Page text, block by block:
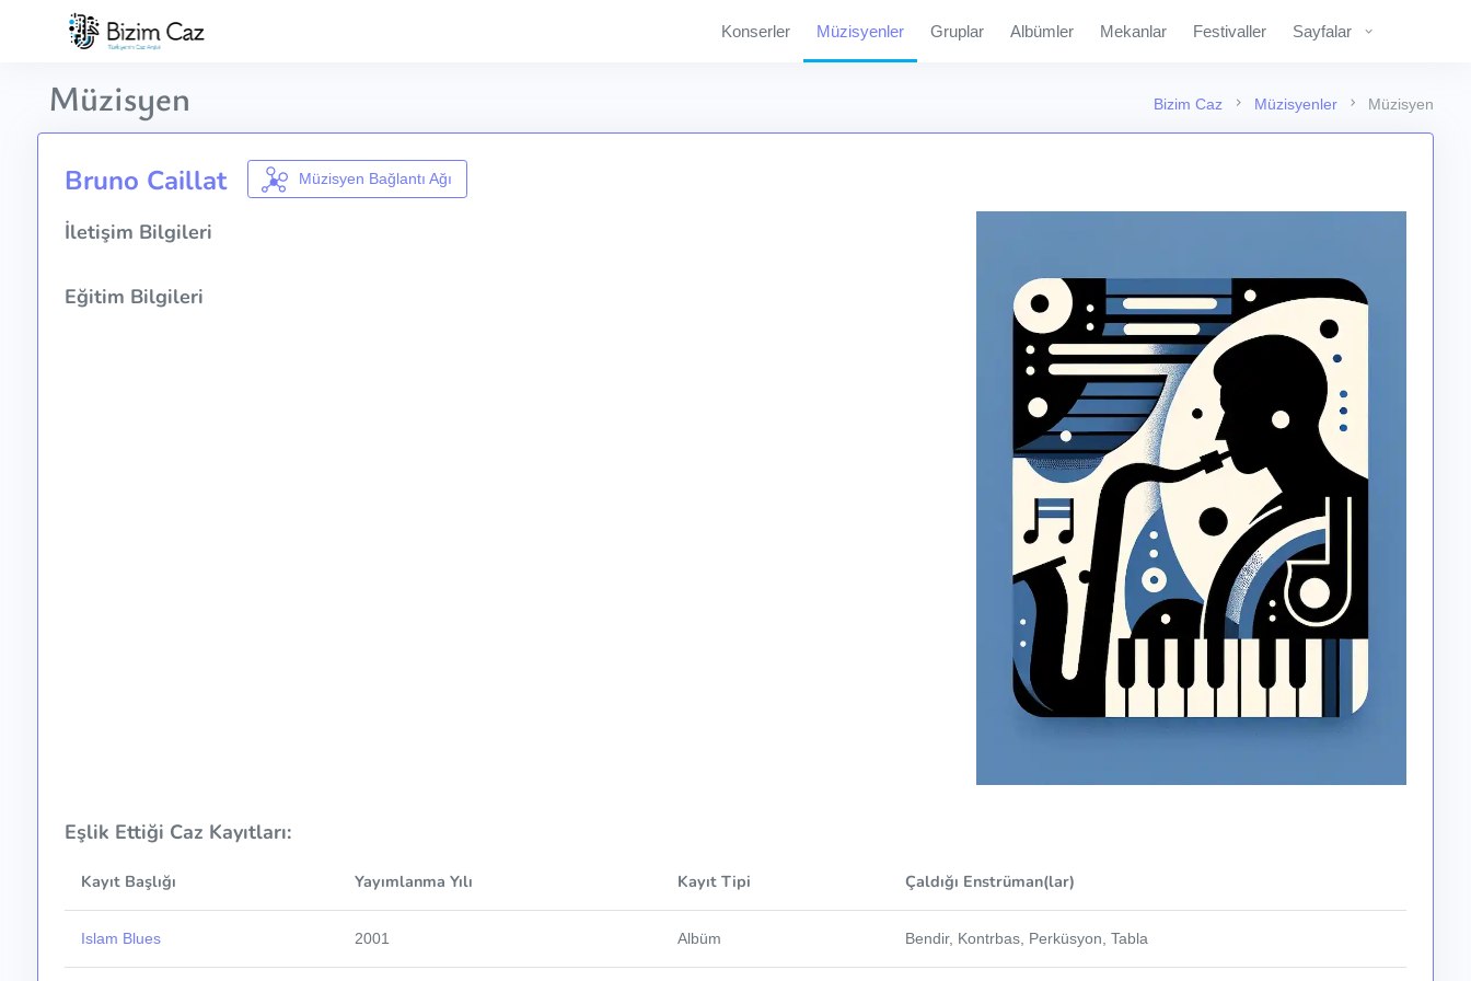
Konserler Müzisyenler Gruplar Albümler Mekanlar Festivaller Sayfalar
Bizim Caz Müzisyenler Müzisyen
Müzisyen
Bruno Caillat Müzisyen Bağlantı Ağı
İletişim Bilgileri
Eğitim Bilgileri
Eşlik Ettiği Caz Kayıtları:
Kayıt Başlığı Yayımlanma Yılı Kayıt Tipi Çaldığı Enstrüman(lar)
Islam Blues 2001 Albüm Bendir, Kontrbas, Perküsyon, Tabla